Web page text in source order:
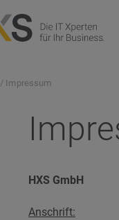
/ Impressum
HXS GmbH
Anschrift: